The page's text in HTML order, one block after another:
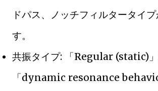
ドパス、ノッチフィルタータイ
す。
共振タイプ: 「Regular (static)
「dynamic resonance